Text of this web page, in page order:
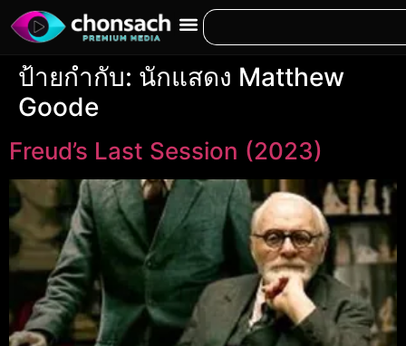
ป้ายกำกับ: นักแสดง Matthew
Goode
Freud’s Last Session (2023)